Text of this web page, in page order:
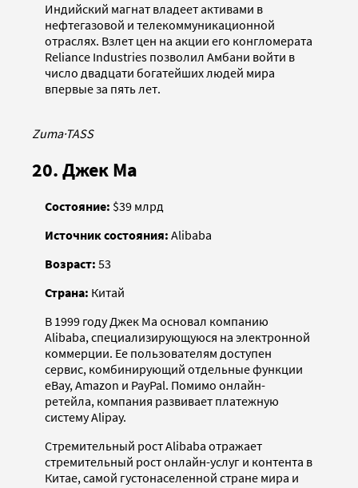
Индийский магнат владеет активами в
нефтегазовой и телекоммуникационной
отраслях. Взлет цен на акции его конгломерата
Reliance Industries позволил Амбани войти в
число двадцати богатейших людей мира
впервые за пять лет.
Zuma·TASS
20. Джек Ма
Состояние: $39 млрд
Источник состояния: Alibaba
Возраст: 53
Страна: Китай
В 1999 году Джек Ма основал компанию
Alibaba, специализирующуюся на электронной
коммерции. Ее пользователям доступен
сервис, комбинирующий отдельные функции
eBay, Amazon и PayPal. Помимо онлайн-
ретейла, компания развивает платежную
систему Alipay.
Стремительный рост Alibaba отражает
стремительный рост онлайн-услуг и контента в
Китае, самой густонаселенной стране мира и